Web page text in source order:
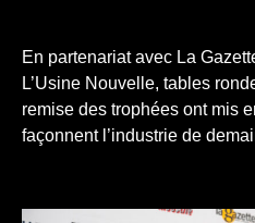
En partenariat avec La
L’Usine Nouvelle, tables
remise des trophées ont mis
façonnent l’industrie de